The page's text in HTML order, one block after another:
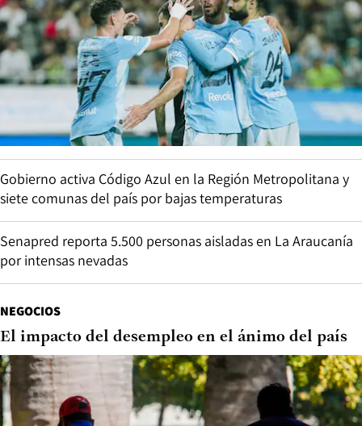
Gobierno activa Código Azul en la Región Metropolitana y
siete comunas del país por bajas temperaturas
Senapred reporta 5.500 personas aisladas en La Araucanía
por intensas nevadas
NEGOCIOS
El impacto del desempleo en el ánimo del país